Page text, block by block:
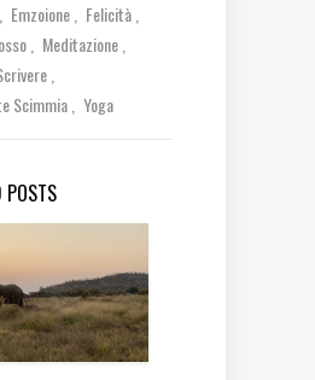
Emzoione
Felicità
Meditazione
Scimmia
Yoga
POSTS